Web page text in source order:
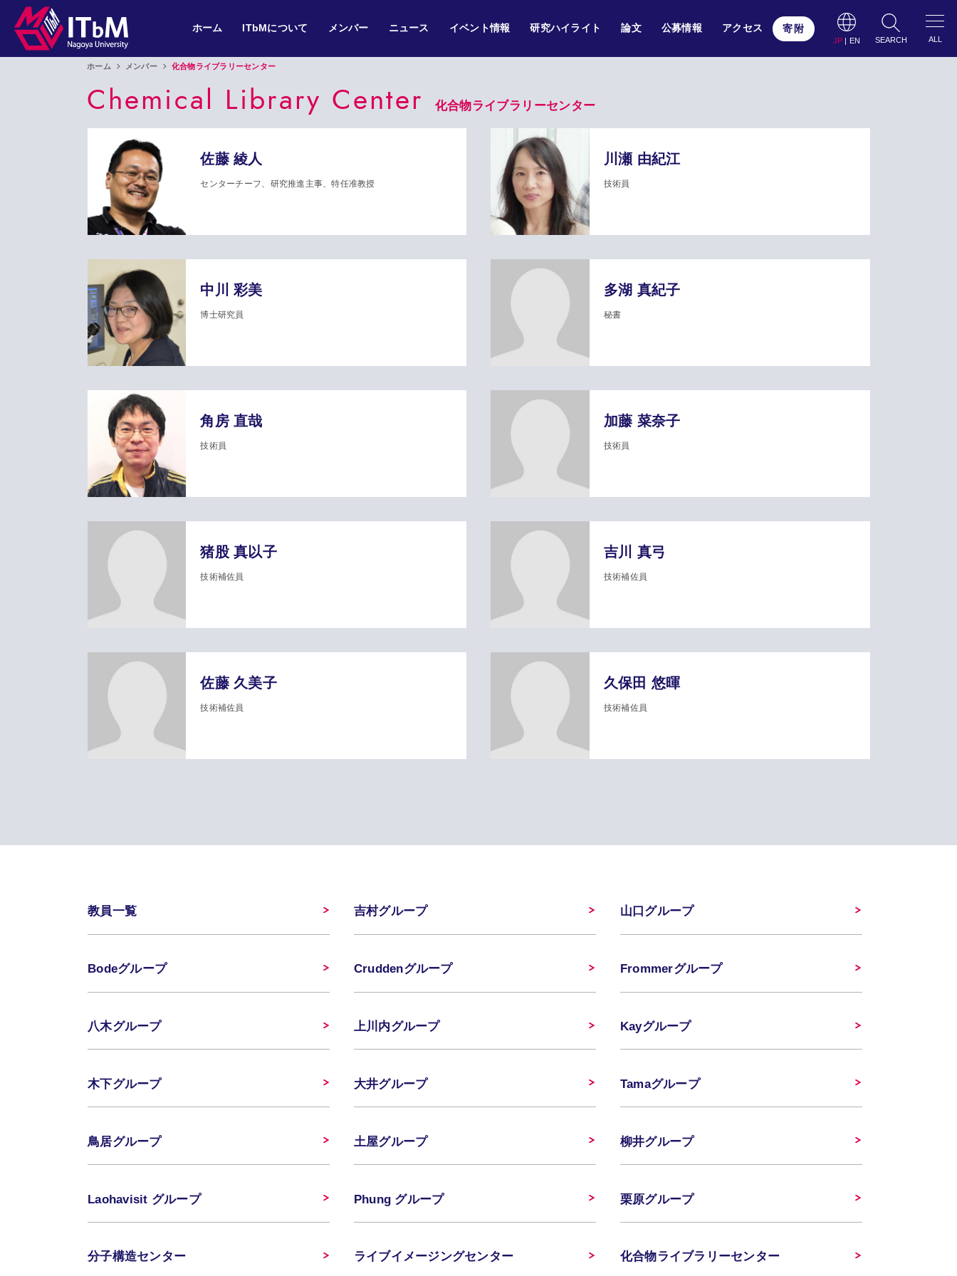
JP | EN SEARCH ALL
ホーム ITbMについて メンバー ニュース イベント情報 研究ハイライト 論文 公募情報 アクセス 寄附
ホーム メンバー 化合物ライブラリーセンター
Chemical Library Center 化合物ライブラリーセンター
佐藤 綾人
センターチーフ、研究推進主事、特任准教授
川瀬 由紀江
技術員
中川 彩美
博士研究員
多湖 真紀子
秘書
角房 直哉
技術員
加藤 菜奈子
技術員
猪股 真以子
技術補佐員
吉川 真弓
技術補佐員
佐藤 久美子
技術補佐員
久保田 悠暉
技術補佐員
教員一覧 吉村グループ 山口グループ
Bodeグループ Cruddenグループ Frommerグループ
八木グループ 上川内グループ Kayグループ
木下グループ 大井グループ Tamaグループ
鳥居グループ 土屋グループ 柳井グループ
Laohavisit グループ Phung グループ 栗原グループ
分子構造センター ライブイメージングセンター 化合物ライブラリーセンター